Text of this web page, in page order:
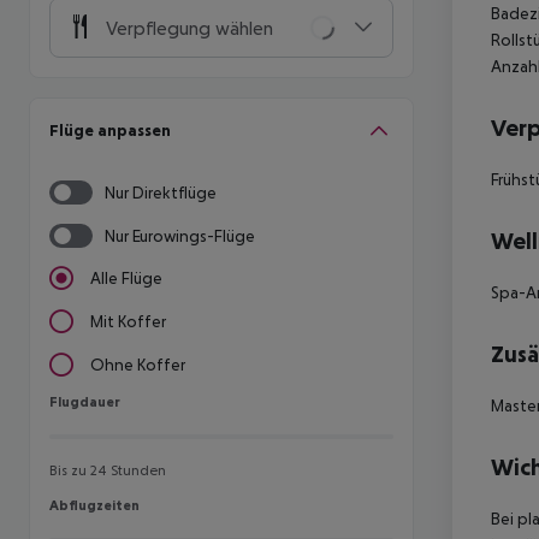
Verpflegung wählen
Flüge anpassen
Nur Direktflüge
Nur Eurowings-Flüge
Alle Flüge
Mit Koffer
Ohne Koffer
Flugdauer
Flugdauer
Bis zu 24 Stunden
Abflugzeiten
Abflugzeiten
Spa-
Bei